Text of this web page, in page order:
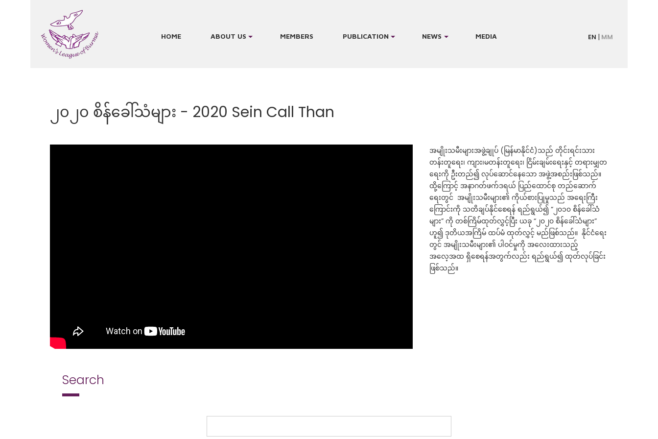
MainHOME ABOUT US MEMBERS PUBLICATION NEWS MEDIA EN MM
၂၀၂၀ စိန်ခေါ်သံများ - 2020 Sein Call Than
အမျိုးသမီးများအဖွဲ့ချုပ် (မြန်မာနိုင်ငံ)သည် တိုင်းရင်းသား
တန်းတူရေး၊ ကျား၊မတန်းတူရေး၊ ငြိမ်းချမ်းရေးနှင့် တရားမျှတ
ရေးကို ဦးတည်၍ လုပ်ဆောင်နေသော အဖွဲ့အစည်းဖြစ်သည်။
ထို့ကြောင့် အနာဂတ်ဖက်ဒရယ် ပြည်ထောင်စု တည်ဆောက်
ရေးတွင် အမျိုးသမီးများ၏ ကိုယ်စားပြုမှုသည် အရေးကြီး
ကြောင်းကို သတိချပ်နိုင်စေရန် ရည်ရွယ်၍ “၂၀၁၀ စိန်ခေါ်သံ
များ” ကို တစ်ကြိမ်ထုတ်လွှင့်ပြီး ယခု “၂၀၂၀ စိန်ခေါ်သံများ”
ဟူ၍ ဒုတိယအကြိမ် ထပ်မံ ထုတ်လွှင့် မည်ဖြစ်သည်။ နိုင်ငံရေး
တွင် အမျိုးသမီးများ၏ ပါဝင်မှုကို အလေးထားသည့်
အလေ့အထ ရှိစေရန်အတွက်လည်း ရည်ရွယ်၍ ထုတ်လုပ်ခြင်း
ဖြစ်သည်။
Search